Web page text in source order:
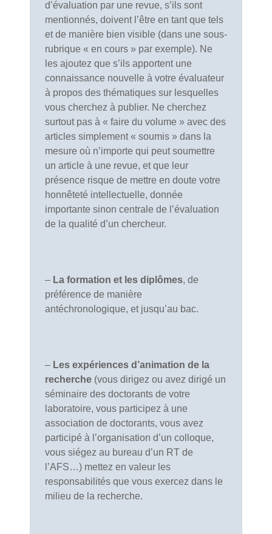
d’évaluation par une revue, s’ils sont
mentionnés, doivent l’être en tant que tels
et de manière bien visible (dans une sous-
rubrique « en cours » par exemple). Ne
les ajoutez que s’ils apportent une
connaissance nouvelle à votre évaluateur
à propos des thématiques sur lesquelles
vous cherchez à publier. Ne cherchez
surtout pas à « faire du volume » avec des
articles simplement « soumis » dans la
mesure où n’importe qui peut soumettre
un article à une revue, et que leur
présence risque de mettre en doute votre
honnêteté intellectuelle, donnée
importante sinon centrale de l’évaluation
de la qualité d’un chercheur.
– La formation et les diplômes, de
préférence de manière
antéchronologique, et jusqu’au bac.
– Les expériences d’animation de la
recherche (vous dirigez ou avez dirigé un
séminaire des doctorants de votre
laboratoire, vous participez à une
association de doctorants, vous avez
participé à l’organisation d’un colloque,
vous siégez au bureau d’un RT de
l’AFS…) mettez en valeur les
responsabilités que vous exercez dans le
milieu de la recherche.